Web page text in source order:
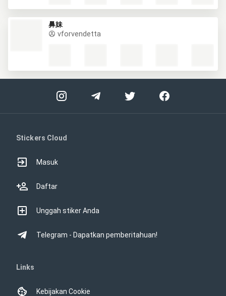
鼻妹
vforvendetta
Stickers Cloud
Masuk
Daftar
Unggah stiker Anda
Telegram - Dapatkan pemberitahuan!
Links
Kebijakan Cookie